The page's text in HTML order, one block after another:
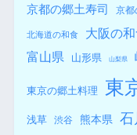
京都の郷土寿司 京都
北海道の和食 大阪の
富山県 山形県 山梨県
東京の郷土料理 東
浅草 渋谷 熊本県 石